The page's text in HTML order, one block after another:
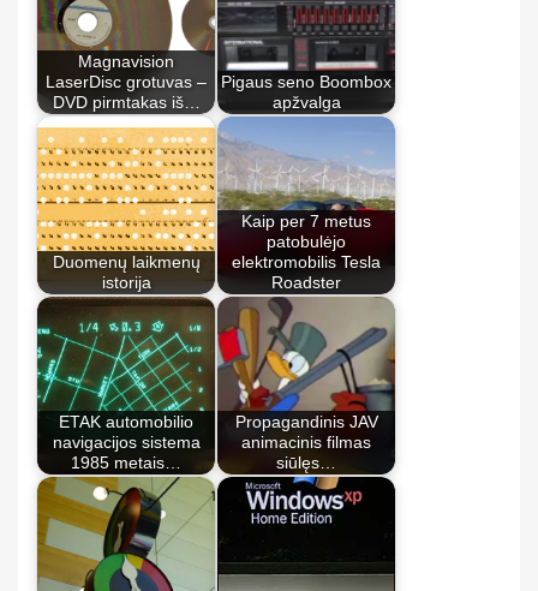
Magnavision
LaserDisc grotuvas –
DVD pirmtakas iš…
Pigaus seno Boombox
apžvalga
Duomenų laikmenų
istorija
Kaip per 7 metus
patobulėjo
elektromobilis Tesla
Roadster
ETAK automobilio
navigacijos sistema
1985 metais…
Propagandinis JAV
animacinis filmas
siūlęs…